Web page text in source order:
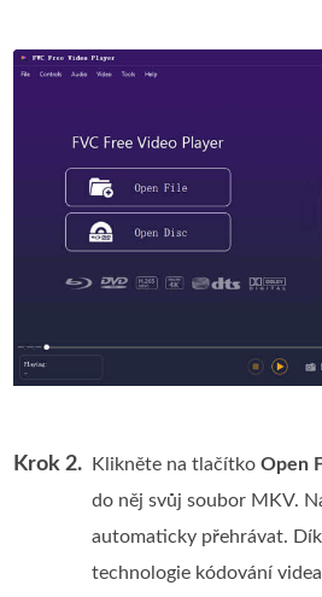
Krok 2. Klikněte na tlačítkoOpen
do něj svůj soubor MKV.
automaticky přehrávat.
technologie kódování